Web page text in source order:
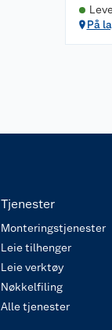
På
Tjenester
Monteringstjenester
Leie tilhenger
Leie verktøy
Nøkkelfiling
Alle tjenester